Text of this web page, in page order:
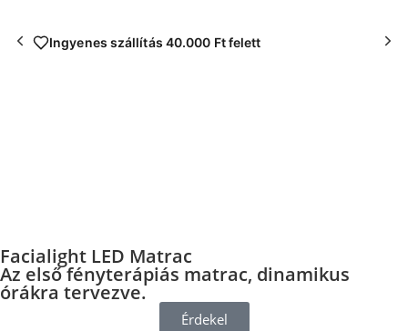
Ingyenes szállítás 40.000 Ft felett
Facialight LED Matrac
Az első fényterápiás matrac, dinamikus
órákra tervezve.
Érdekel